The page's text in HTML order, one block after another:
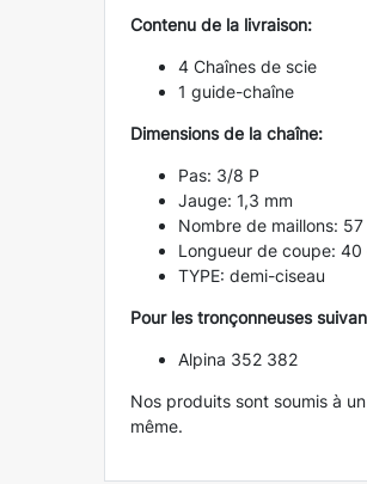
Contenu de la livraison:
4 Chaînes de scie
1 guide-chaîne
Dimensions de la chaîne:
Pas: 3/8 P
Jauge: 1,3 mm
Nombre de maillons: 57
Longueur de coupe: 40
TYPE: demi-ciseau
Pour les tronçonneuses
Alpina 352 382
Nos produits sont soumis à
même.